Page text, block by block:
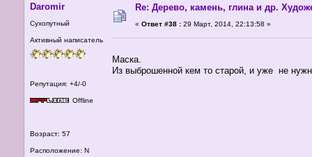
Daromir
Сухопутный
Активный написатель
Репутация: +4/-0
Offline
Возраст: 57
Расположение: N
Re: Дерево, камень, глина и др.
« Ответ #38 : 29 Март, 2014, 22:13:58 »
Маска.
Из выброшенной кем то старой, и уже не